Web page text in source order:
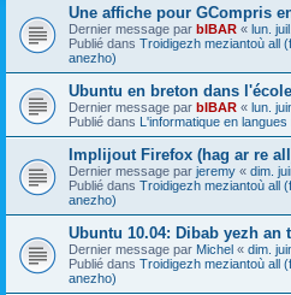
Une affiche pour GCompris
Dernier message par bIBAR « lun.
Publié dans Troidigezh meziantoù all
anezho)
Ubuntu en breton dans
Dernier message par bIBAR « lun.
Publié dans L'informatique en
Implijout Firefox (hag ar re
Dernier message par jeremy « dim.
Publié dans Troidigezh meziantoù all
anezho)
Ubuntu 10.04: Dibab yezh
Dernier message par Michel « dim.
Publié dans Troidigezh meziantoù all
anezho)